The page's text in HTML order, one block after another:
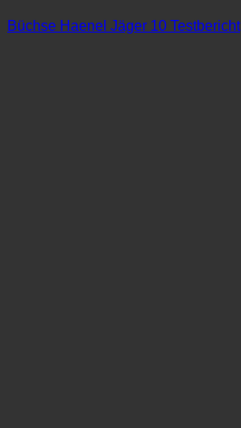
Büchse Haenel Jäger 10 Testbericht